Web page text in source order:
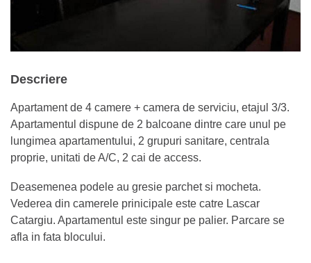
Descriere
Apartament de 4 camere + camera de serviciu, etajul 3/3.
Apartamentul dispune de 2 balcoane dintre care unul pe
lungimea apartamentului, 2 grupuri sanitare, centrala
proprie, unitati de A/C, 2 cai de access.
Deasemenea podele au gresie parchet si mocheta.
Vederea din camerele prinicipale este catre Lascar
Catargiu. Apartamentul este singur pe palier. Parcare se
afla in fata blocului.